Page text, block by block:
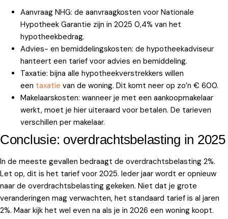
Aanvraag NHG: de aanvraagkosten voor Nationale
Hypotheek Garantie zijn in 2025 0,4% van het
hypotheekbedrag.
Advies- en bemiddelingskosten: de hypotheekadviseur
hanteert een tarief voor advies en bemiddeling.
Taxatie: bijna alle hypotheekverstrekkers willen
een taxatie van de woning. Dit komt neer op zo’n € 600.
Makelaarskosten: wanneer je met een aankoopmakelaar
werkt, moet je hier uiteraard voor betalen. De tarieven
verschillen per makelaar.
Conclusie: overdrachtsbelasting in 2025
In de meeste gevallen bedraagt de overdrachtsbelasting 2%.
Let op, dit is het tarief voor 2025. Ieder jaar wordt er opnieuw
naar de overdrachtsbelasting gekeken. Niet dat je grote
veranderingen mag verwachten, het standaard tarief is al jaren
2%. Maar kijk het wel even na als je in 2026 een woning koopt.